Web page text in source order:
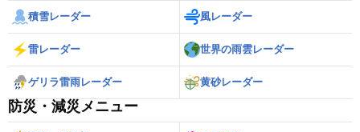
積雪レーダー 風レーダー
雷レーダー 世界の雨雲レーダー
ゲリラ雷雨レーダー 黄砂レーダー
防災・減災メニュー